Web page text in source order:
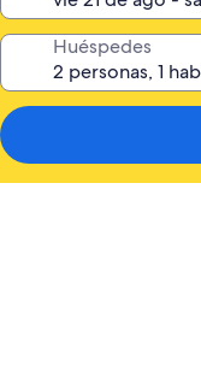
Huéspedes